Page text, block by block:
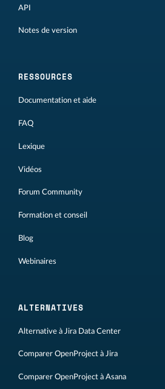
API
Notes de version
RESSOURCES
Documentation et aide
FAQ
Lexique
Vidéos
Forum Community
Formation et conseil
Blog
Webinaires
ALTERNATIVES
Alternative à Jira Data Center
Comparer OpenProject à Jira
Comparer OpenProject à Asana